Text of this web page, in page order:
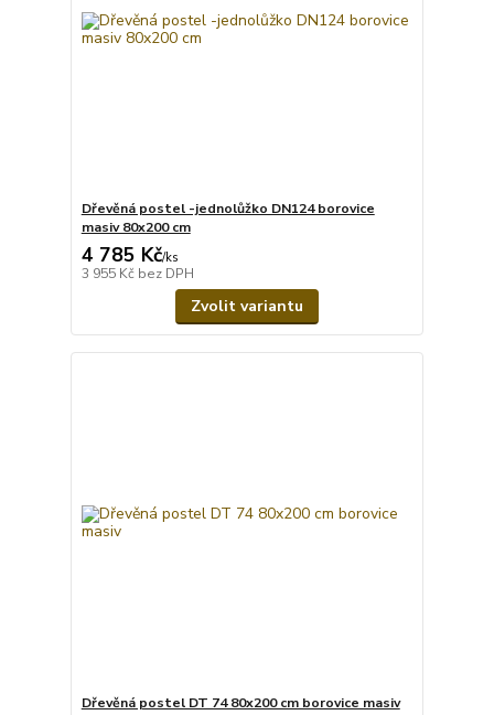
Dřevěná postel -jednolůžko DN124 borovice
masiv 80x200 cm
4 785 Kč/ks
3 955 Kč bez DPH
Zvolit variantu
Dřevěná postel DT 74 80x200 cm borovice masiv